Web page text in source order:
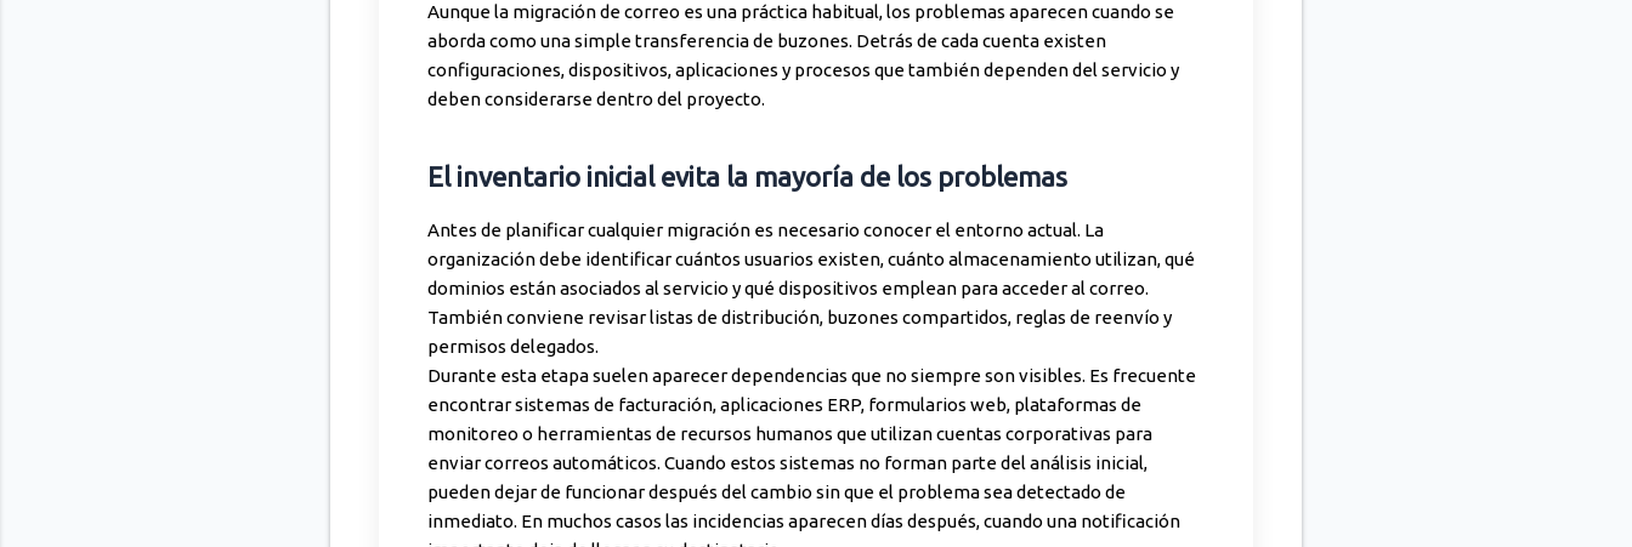
Aunque la migración de correo es una práctica habitual, los problemas aparecen cuando se
aborda como una simple transferencia de buzones. Detrás de cada cuenta existen
configuraciones, dispositivos, aplicaciones y procesos que también dependen del servicio y
deben considerarse dentro del proyecto.
El inventario inicial evita la mayoría de los problemas
Antes de planificar cualquier migración es necesario conocer el entorno actual. La
organización debe identificar cuántos usuarios existen, cuánto almacenamiento utilizan, qué
dominios están asociados al servicio y qué dispositivos emplean para acceder al correo.
También conviene revisar listas de distribución, buzones compartidos, reglas de reenvío y
permisos delegados.
Durante esta etapa suelen aparecer dependencias que no siempre son visibles. Es frecuente
encontrar sistemas de facturación, aplicaciones ERP, formularios web, plataformas de
monitoreo o herramientas de recursos humanos que utilizan cuentas corporativas para
enviar correos automáticos. Cuando estos sistemas no forman parte del análisis inicial,
pueden dejar de funcionar después del cambio sin que el problema sea detectado de
inmediato. En muchos casos las incidencias aparecen días después, cuando una notificación